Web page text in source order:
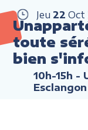
Jeu 22 Oct
toute
bien
10h-15h -